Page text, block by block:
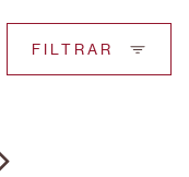
FILTRAR